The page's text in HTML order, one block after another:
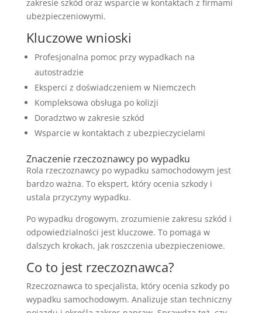
zakresie szkód oraz wsparcie w kontaktach z firmami
ubezpieczeniowymi.
Kluczowe wnioski
Profesjonalna pomoc przy wypadkach na
autostradzie
Eksperci z doświadczeniem w Niemczech
Kompleksowa obsługa po kolizji
Doradztwo w zakresie szkód
Wsparcie w kontaktach z ubezpieczycielami
Znaczenie rzeczoznawcy po wypadku
Rola rzeczoznawcy po wypadku samochodowym jest
bardzo ważna. To ekspert, który ocenia szkody i
ustala przyczyny wypadku.
Po wypadku drogowym, zrozumienie zakresu szkód i
odpowiedzialności jest kluczowe. To pomaga w
dalszych krokach, jak roszczenia ubezpieczeniowe.
Co to jest rzeczoznawca?
Rzeczoznawca to specjalista, który ocenia szkody po
wypadku samochodowym. Analizuje stan techniczny